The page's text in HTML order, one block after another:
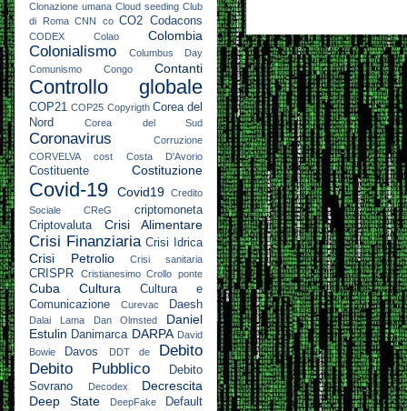
Clonazione umana Cloud seeding Club
di Roma CNN co CO2 Codacons
CODEX Colao Colombia
Colonialismo
Columbus Day
Comunismo
Congo Contanti
Controllo globale
COP21 COP25 Copyrigth Corea del
Nord
Corea del Sud
Coronavirus
Corruzione
CORVELVA
cost Costa D'Avorio
Costituente Costituzione
Covid-19 Covid19
Credito
Sociale
CReG
criptomoneta
Criptovaluta
Crisi Alimentare
Crisi Finanziaria Crisi Idrica
Crisi Petrolio Crisi sanitaria
CRISPR Cristianesimo Crollo ponte
Cuba Cultura
Cultura e
Comunicazione
Curevac Daesh
Dalai Lama Dan Olmsted
Daniel
Estulin Danimarca DARPA David
Bowie
Davos DDT de
Debito
Debito Pubblico
Debito
Sovrano
Decodex
Decrescita
Deep State
DeepFake Default